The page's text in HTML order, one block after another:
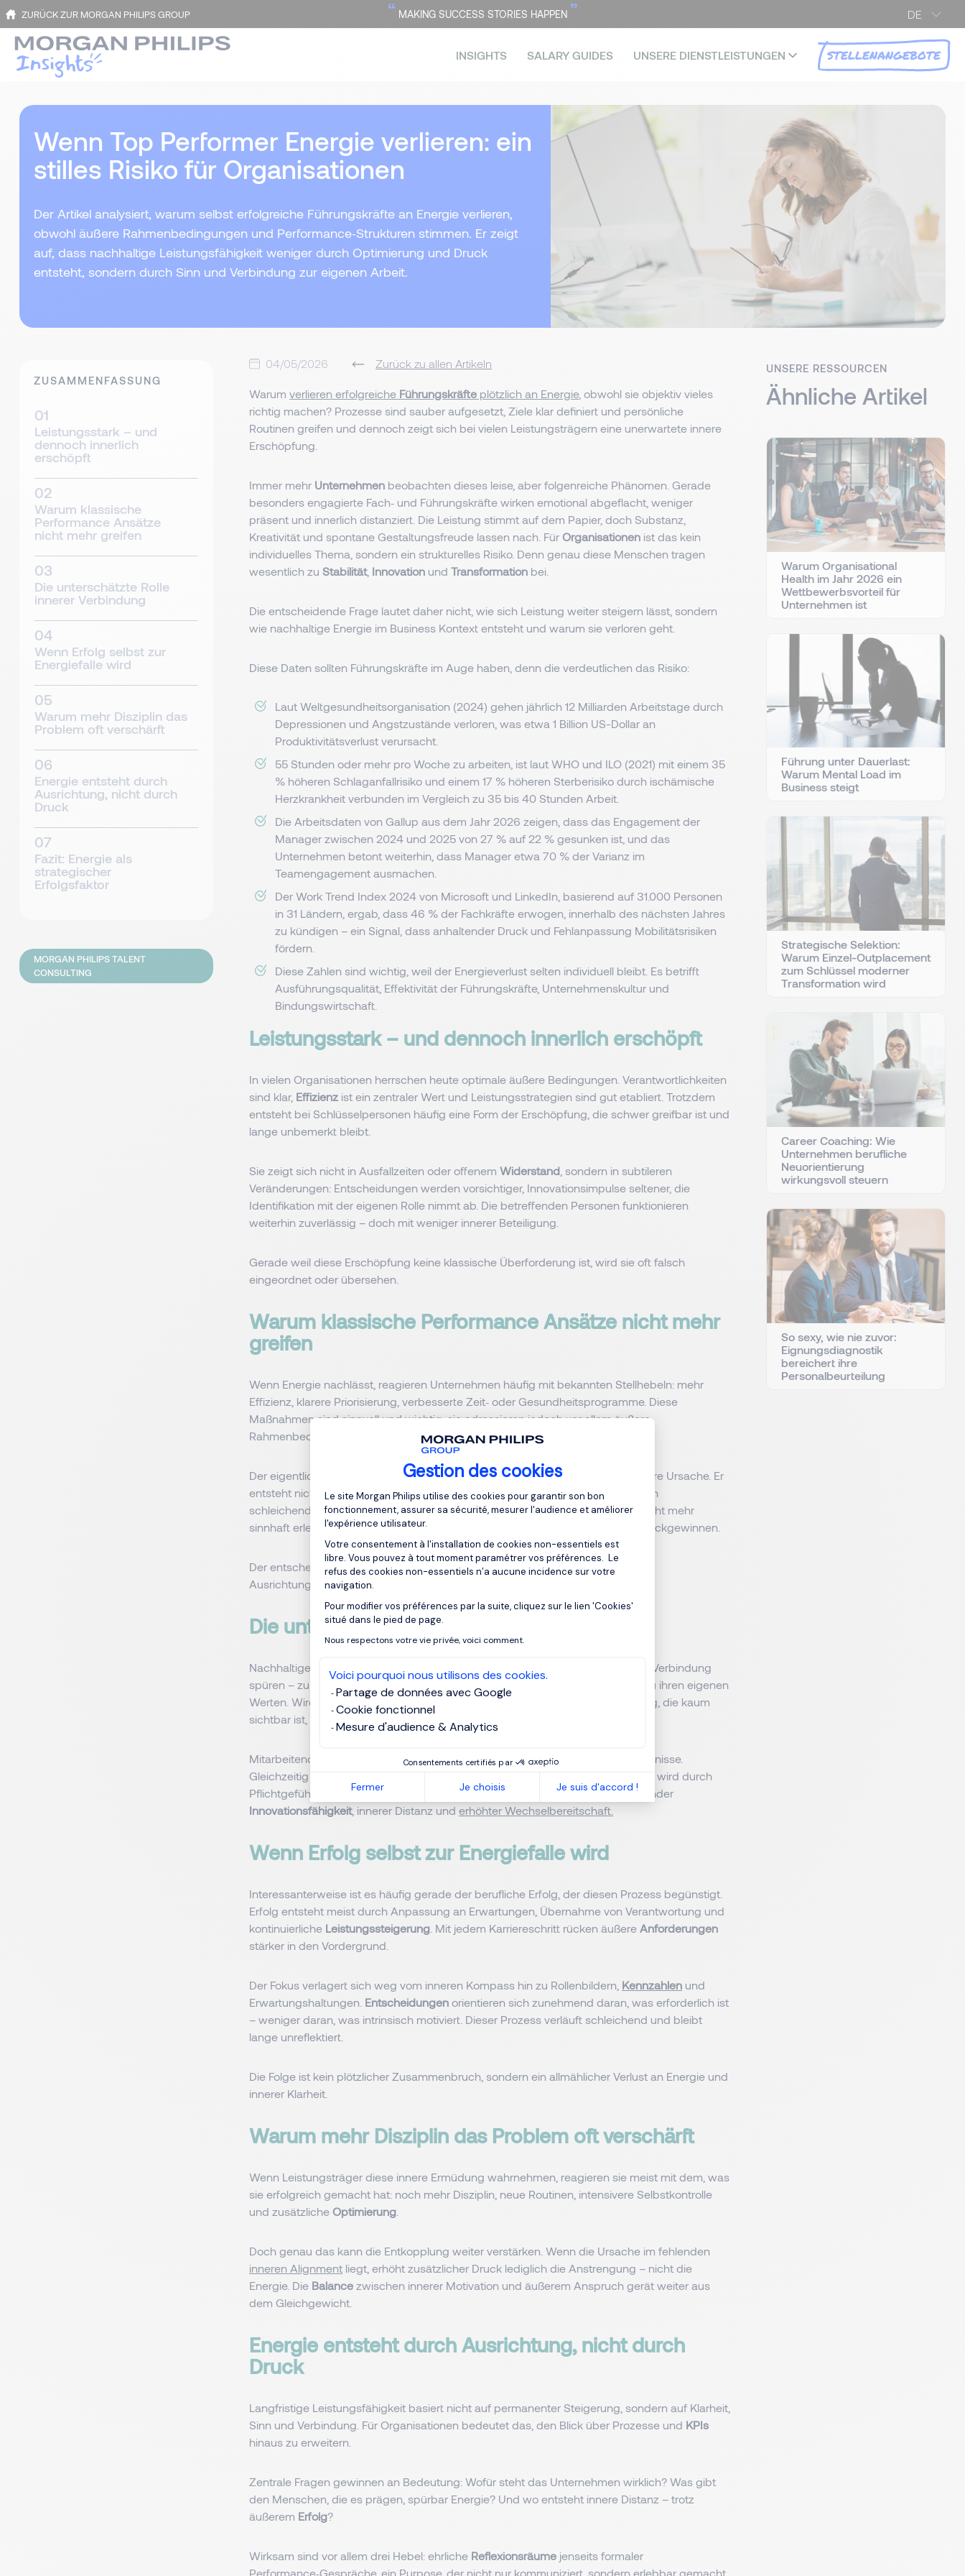
Gestion des cookies
Plateforme de Gestion du Consentement : Personnalisez vos Options
Le site Morgan Philips utilise des cookies pour garantir son bon
fonctionnement, assurer sa sécurité, mesurer l'audience et améliorer
l'expérience utilisateur.
Votre consentement à l'installation de cookies non-essentiels est
libre. Vous pouvez à tout moment paramétrer vos préférences. Le
refus des cookies non-essentiels n’a aucune incidence sur votre
navigation.
Pour modifier vos préférences par la suite, cliquez sur le lien 'Cookies'
situé dans le pied de page.
Nous respectons votre vie privée, voici comment.
Voici pourquoi nous utilisons des cookies.
Partage de données avec Google
Cookie fonctionnel
Mesure d'audience & Analytics
Consentements certifiés par
Fermer Je choisis Je suis d'accord !
Axeptio consent
DE
ZURÜCK ZUR MORGAN PHILIPS GROUP “ MAKING SUCCESS STORIES HAPPEN ”
INSIGHTS SALARY GUIDES UNSERE DIENSTLEISTUNGEN STELLENANGEBOTE
Wenn Top Performer Energie verlieren: ein
stilles Risiko für Organisationen
Der Artikel analysiert, warum selbst erfolgreiche Führungskräfte an Energie verlieren,
obwohl äußere Rahmenbedingungen und Performance‑Strukturen stimmen. Er zeigt
auf, dass nachhaltige Leistungsfähigkeit weniger durch Optimierung und Druck
entsteht, sondern durch Sinn und Verbindung zur eigenen Arbeit.
04/05/2026 Zurück zu allen Artikeln
Warum verlieren erfolgreiche Führungskräfte plötzlich an Energie, obwohl sie objektiv vieles
richtig machen? Prozesse sind sauber aufgesetzt, Ziele klar definiert und persönliche
Routinen greifen und dennoch zeigt sich bei vielen Leistungsträgern eine unerwartete innere
Erschöpfung.
Immer mehr Unternehmen beobachten dieses leise, aber folgenreiche Phänomen. Gerade
besonders engagierte Fach‑ und Führungskräfte wirken emotional abgeflacht, weniger
präsent und innerlich distanziert. Die Leistung stimmt auf dem Papier, doch Substanz,
Kreativität und spontane Gestaltungsfreude lassen nach. Für Organisationen ist das kein
individuelles Thema, sondern ein strukturelles Risiko. Denn genau diese Menschen tragen
wesentlich zu Stabilität, Innovation und Transformation bei.
Die entscheidende Frage lautet daher nicht, wie sich Leistung weiter steigern lässt, sondern
wie nachhaltige Energie im Business Kontext entsteht und warum sie verloren geht.
Diese Daten sollten Führungskräfte im Auge haben, denn die verdeutlichen das Risiko:
Laut Weltgesundheitsorganisation (2024) gehen jährlich 12 Milliarden Arbeitstage durch
Depressionen und Angstzustände verloren, was etwa 1 Billion US-Dollar an
Produktivitätsverlust verursacht.
55 Stunden oder mehr pro Woche zu arbeiten, ist laut WHO und ILO (2021) mit einem 35
% höheren Schlaganfallrisiko und einem 17 % höheren Sterberisiko durch ischämische
Herzkrankheit verbunden im Vergleich zu 35 bis 40 Stunden Arbeit.
Die Arbeitsdaten von Gallup aus dem Jahr 2026 zeigen, dass das Engagement der
Manager zwischen 2024 und 2025 von 27 % auf 22 % gesunken ist, und das
Unternehmen betont weiterhin, dass Manager etwa 70 % der Varianz im
Teamengagement ausmachen.
Der Work Trend Index 2024 von Microsoft und LinkedIn, basierend auf 31.000 Personen
in 31 Ländern, ergab, dass 46 % der Fachkräfte erwogen, innerhalb des nächsten Jahres
zu kündigen – ein Signal, dass anhaltender Druck und Fehlanpassung Mobilitätsrisiken
fördern.
Diese Zahlen sind wichtig, weil der Energieverlust selten individuell bleibt. Es betrifft
Ausführungsqualität, Effektivität der Führungskräfte, Unternehmenskultur und
Bindungswirtschaft.
Leistungsstark – und dennoch innerlich erschöpft
In vielen Organisationen herrschen heute optimale äußere Bedingungen. Verantwortlichkeiten
sind klar, Effizienz ist ein zentraler Wert und Leistungsstrategien sind gut etabliert. Trotzdem
entsteht bei Schlüsselpersonen häufig eine Form der Erschöpfung, die schwer greifbar ist und
lange unbemerkt bleibt.
Sie zeigt sich nicht in Ausfallzeiten oder offenem Widerstand , sondern in subtileren
Veränderungen: Entscheidungen werden vorsichtiger, Innovationsimpulse seltener, die
Identifikation mit der eigenen Rolle nimmt ab. Die betreffenden Personen funktionieren
weiterhin zuverlässig – doch mit weniger innerer Beteiligung.
Gerade weil diese Erschöpfung keine klassische Überforderung ist, wird sie oft falsch
eingeordnet oder übersehen.
Warum klassische Performance Ansätze nicht mehr
greifen
Wenn Energie nachlässt, reagieren Unternehmen häufig mit bekannten Stellhebeln: mehr
Effizienz, klarere Priorisierung, verbesserte Zeit‑ oder Gesundheitsprogramme. Diese
Maßnahmen sind sinnvoll und wichtig, sie adressieren jedoch vor allem äußere
Rahmenbedingungen.
Der eigentliche Energieverlust beiHigh Performernhat jedoch häufig eine andere Ursache. Er
entsteht nicht primär durch Arbeitsmenge oder Komplexität, sondern durch den
schleichenden Verlust innerer Resonanz. Wenn Arbeit zwar erfolgreich, aber nicht mehr
sinnhaft erlebt wird, lässt sich Energie nicht durch zusätzliche Optimierung zurückgewinnen.
Der entscheidende Hebel liegt damit nicht auf der Leistungs‑, sondern auf der
Ausrichtungsebene.
Die unterschätzte Rolle innerer Verbindung
Nachhaltige Energie im Arbeitskontext entsteht dort, wo Menschen eine echte Verbindung
spüren – zu ihrer Aufgabe, zum übergeordneten
des Unternehmens und zu ihren eigenen
Werten. Wird diese Verbindung schwächer, entsteht eine Form der Erschöpfung, die kaum
sichtbar ist, aber langfristig große Wirkung entfaltet.
Mitarbeitende bleiben engagiert, übernehmenVerantwortung
und liefern Ergebnisse.
Gleichzeitig schwindet jedoch die emotionale Bindung zur Arbeit. Begeisterung wird durch
Pflichtgefühl ersetzt, Gestaltung durch Erledigung. Über Zeit führt das zu sinkender
Innovationsfähigkeit, innerer Distanz und erhöhter Wechselbereitschaft.
Wenn Erfolg selbst zur Energiefalle wird
Interessanterweise ist es häufig gerade der berufliche Erfolg, der diesen Prozess begünstigt.
Erfolg entsteht meist durch Anpassung an Erwartungen, Übernahme von Verantwortung und
kontinuierliche Leistungssteigerung . Mit jedem Karriereschritt rücken äußere Anforderungen
stärker in den Vordergrund.
Der Fokus verlagert sich weg vom inneren Kompass hin zu Rollenbildern, Kennzahlen und
Erwartungshaltungen. Entscheidungen orientieren sich zunehmend daran, was erforderlich ist
– weniger daran, was intrinsisch motiviert. Dieser Prozess verläuft schleichend und bleibt
lange unreflektiert.
Die Folge ist kein plötzlicher Zusammenbruch, sondern ein allmählicher Verlust an Energie und
innerer Klarheit.
Warum mehr Disziplin das Problem oft verschärft
Wenn Leistungsträger diese innere Ermüdung wahrnehmen, reagieren sie meist mit dem, was
sie erfolgreich gemacht hat: noch mehr Disziplin, neue Routinen, intensivere Selbstkontrolle
und zusätzliche Optimierung
Doch genau das kann die Entkopplung weiter verstärken. Wenn die Ursache im fehlenden
inneren Alignment liegt, erhöht zusätzlicher Druck lediglich die Anstrengung – nicht die
Energie. Die Balance zwischen innerer Motivation und äußerem Anspruch gerät weiter aus
dem Gleichgewicht.
Energie entsteht durch Ausrichtung, nicht durch
Druck
Langfristige Leistungsfähigkeit basiert nicht auf permanenter Steigerung, sondern auf Klarheit,
Sinn und Verbindung. Für Organisationen bedeutet das, den Blick über Prozesse und KPIs
hinaus zu erweitern.
Zentrale Fragen gewinnen an Bedeutung: Wofür steht das Unternehmen wirklich? Was gibt
den Menschen, die es prägen, spürbar Energie? Und wo entsteht innere Distanz – trotz
äußerem Erfolg?
Wirksam sind vor allem drei Hebel: ehrliche Reflexionsräume jenseits formaler
Performance‑Gespräche, ein Purpose, der nicht nur kommuniziert, sondern erlebbar gemacht
ZUSAMMENFASSUNG
Leistungsstark – und
dennoch innerlich
erschöpft
Warum klassische
Performance Ansätze
nicht mehr greifen
Die unterschätzte Rolle
innerer Verbindung
Wenn Erfolg selbst zur
Energiefalle wird
Warum mehr Disziplin das
Problem oft verschärft
Energie entsteht durch
Ausrichtung, nicht durch
Druck
Fazit: Energie als
strategischer
Erfolgsfaktor
MORGAN PHILIPS TALENT
CONSULTING
UNSERE RESSOURCEN
Ähnliche Artikel
Warum Organisational
Health im Jahr 2026 ein
Wettbewerbsvorteil für
Unternehmen ist
Führung unter Dauerlast:
Warum Mental Load im
Business steigt
Strategische Selektion:
Warum Einzel-Outplacement
zum Schlüssel moderner
Transformation wird
Career Coaching: Wie
Unternehmen berufliche
Neuorientierung
wirkungsvoll steuern
So sexy, wie nie zuvor:
Eignungsdiagnostik
bereichert ihre
Personalbeurteilung